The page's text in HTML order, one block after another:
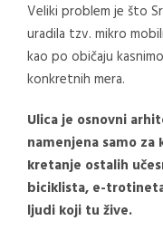
Veliki problem je što
uradila tzv. mikro
kao po običaju
konkretnih mera.
Ulica je osnovni
namenjena samo
kretanje ostalih
biciklista, e-
ljudi koji tu žive.